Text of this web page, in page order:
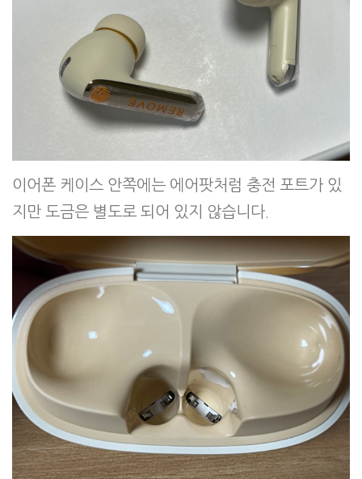
이어폰 케이스 안쪽에는 에어팟처럼 충전 포트가 있
지만 도금은 별도로 되어 있지 않습니다.